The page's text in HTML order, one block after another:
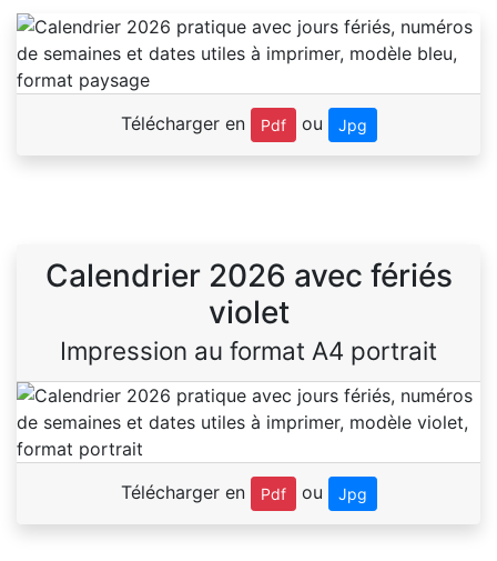
Télécharger en Pdf ou Jpg
Calendrier 2026 avec fériés
violet
Impression au format A4 portrait
Télécharger en Pdf ou Jpg